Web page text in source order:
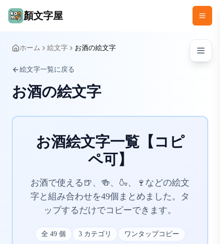
顏文字屋
ホーム 絵文字 お酒の絵文字
絵文字一覧に戻る
お酒の絵文字
お酒絵文字一覧【コピ
ペ可】
お酒で使える🍺、🍻、🍶、🍷などの絵文
字と組み合わせを49個まとめました。タ
ップするだけでコピーできます。
全 49個 3カテゴリ ワンタップコピー